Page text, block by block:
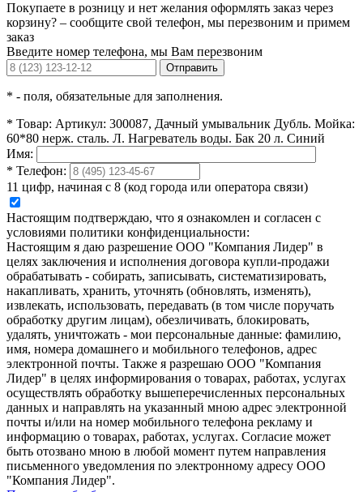
Покупаете в розницу и нет желания оформлять заказ через
корзину? – сообщите свой телефон, мы перезвоним и примем
заказ
Введите номер телефона, мы Вам перезвоним
Отправить
* - поля, обязательные для заполнения.
* Товар: Артикул: 300087, Дачный умывальник Дубль. Мойка:
60*80 нерж. сталь. Л. Нагреватель воды. Бак 20 л. Синий
Имя:
* Телефон:
11 цифр, начиная с 8 (код города или оператора связи)
Настоящим подтверждаю, что я ознакомлен и согласен с
условиями политики конфиденциальности:
Настоящим я даю разрешение ООО "Компания Лидер" в
целях заключения и исполнения договора купли-продажи
обрабатывать - собирать, записывать, систематизировать,
накапливать, хранить, уточнять (обновлять, изменять),
извлекать, использовать, передавать (в том числе поручать
обработку другим лицам), обезличивать, блокировать,
удалять, уничтожать - мои персональные данные: фамилию,
имя, номера домашнего и мобильного телефонов, адрес
электронной почты. Также я разрешаю ООО "Компания
Лидер" в целях информирования о товарах, работах, услугах
осуществлять обработку вышеперечисленных персональных
данных и направлять на указанный мною адрес электронной
почты и/или на номер мобильного телефона рекламу и
информацию о товарах, работах, услугах. Согласие может
быть отозвано мною в любой момент путем направления
письменного уведомления по электронному адресу ООО
"Компания Лидер".